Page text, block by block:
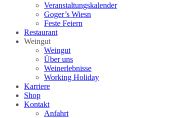
Veranstaltungskalender
Goger’s Wiesn
Feste Feiern
Restaurant
Weingut
Weingut
Über uns
Weinerlebnisse
Working Holiday
Karriere
Shop
Kontakt
Anfahrt